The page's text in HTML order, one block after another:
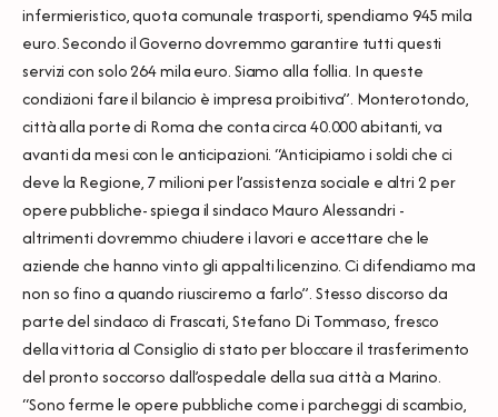
infermieristico, quota comunale trasporti, spendiamo 945 mila
euro. Secondo il Governo dovremmo garantire tutti questi
servizi con solo 264 mila euro. Siamo alla follia. In queste
condizioni fare il bilancio è impresa proibitiva”. Monterotondo,
città alla porte di Roma che conta circa 40.000 abitanti, va
avanti da mesi con le anticipazioni. “Anticipiamo i soldi che ci
deve la Regione, 7 milioni per l’assistenza sociale e altri 2 per
opere pubbliche- spiega il sindaco Mauro Alessandri -
altrimenti dovremmo chiudere i lavori e accettare che le
aziende che hanno vinto gli appalti licenzino. Ci difendiamo ma
non so fino a quando riusciremo a farlo”. Stesso discorso da
parte del sindaco di Frascati, Stefano Di Tommaso, fresco
della vittoria al Consiglio di stato per bloccare il trasferimento
del pronto soccorso dall’ospedale della sua città a Marino.
“Sono ferme le opere pubbliche come i parcheggi di scambio,